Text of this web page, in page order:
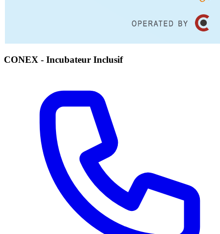
CONEX - Incubateur Inclusif